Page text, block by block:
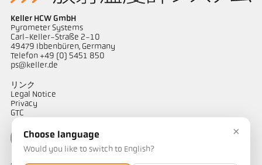
Keller HCW GmbH
Pyrometer Systems
Carl-Keller-Straße 2-10
49479 Ibbenbüren, Germany
Telefon +49 (0) 5451 850
ps@keller.de
リンク
Legal Notice
Privacy
GTC
×
Choose language
Would you like to switch to English?